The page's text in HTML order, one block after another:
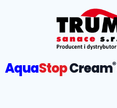
AquaStopCream®